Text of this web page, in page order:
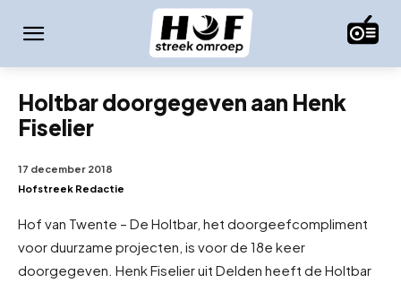
Holtbar doorgegeven aan Henk
Fiselier
17 december 2018
Hofstreek Redactie
Hof van Twente – De Holtbar, het doorgeefcompliment
voor duurzame projecten, is voor de 18e keer
doorgegeven. Henk Fiselier uit Delden heeft de Holtbar